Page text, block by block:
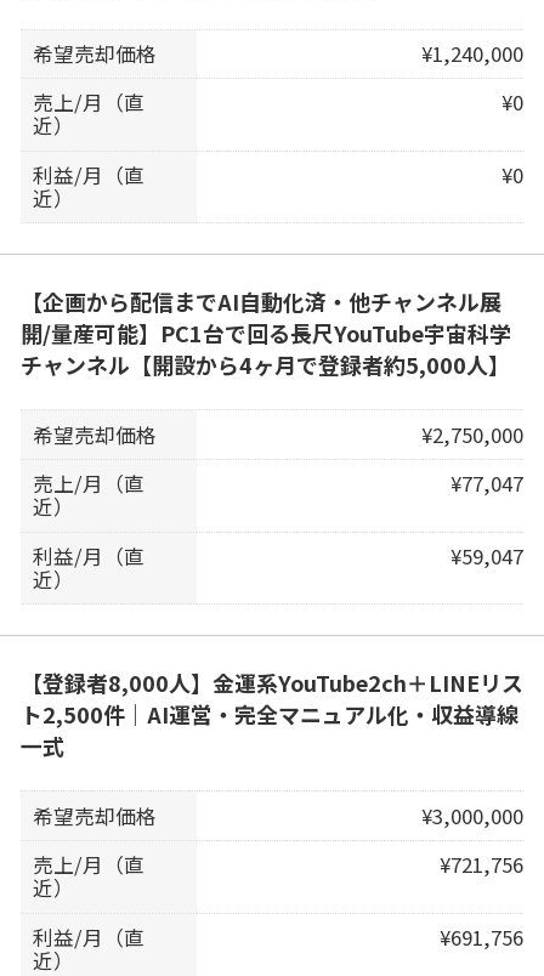
希望売却価格
¥1,240,000
売上/月（直
近）
¥0
利益/月（直
近）
¥0
【企画から配信までAI自動化済・他チャンネル展
開/量産可能】PC1台で回る長尺YouTube宇宙科学
チャンネル【開設から4ヶ月で登録者約5,000人】
希望売却価格
¥2,750,000
売上/月（直
近）
¥77,047
利益/月（直
近）
¥59,047
【登録者8,000人】金運系YouTube2ch＋LINEリス
ト2,500件｜AI運営・完全マニュアル化・収益導線
一式
希望売却価格
¥3,000,000
売上/月（直
近）
¥721,756
利益/月（直
近）
¥691,756